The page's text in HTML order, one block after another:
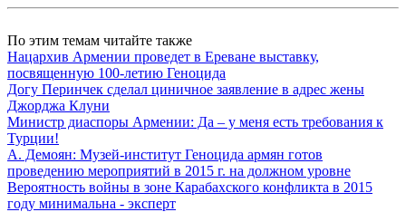
По этим темам читайте также
Нацархив Армении проведет в Ереване выставку,
посвященную 100-летию Геноцида
Догу Перинчек сделал циничное заявление в адрес жены
Джорджа Клуни
Министр диаспоры Армении: Да – у меня есть требования к
Турции!
А. Демоян: Музей-институт Геноцида армян готов
проведению мероприятий в 2015 г. на должном уровне
Вероятность войны в зоне Карабахского конфликта в 2015
году минимальна - эксперт